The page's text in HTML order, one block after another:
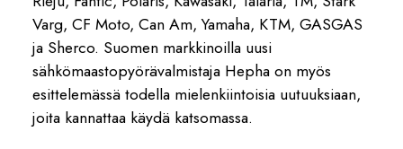
Varg, CF Moto, Can Am, Yamaha, KTM, GASGAS
ja Sherco. Suomen markkinoilla uusi
sähkömaastopyörävalmistaja Hepha on myös
esittelemässä todella mielenkiintoisia uutuuksiaan,
joita kannattaa käydä katsomassa.